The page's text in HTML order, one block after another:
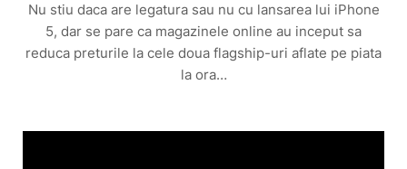
Nu stiu daca are legatura sau nu cu lansarea lui iPhone
5, dar se pare ca magazinele online au inceput sa
reduca preturile la cele doua flagship-uri aflate pe piata
la ora…